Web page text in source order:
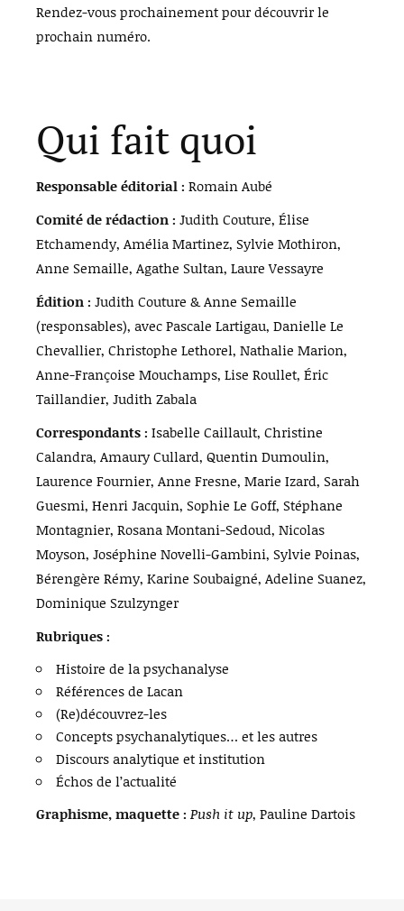
Rendez-vous prochainement pour découvrir le
prochain numéro.
Qui fait quoi
Responsable éditorial : Romain Aubé
Comité de rédaction : Judith Couture, Élise
Etchamendy, Amélia Martinez, Sylvie Mothiron,
Anne Semaille, Agathe Sultan, Laure Vessayre
Édition : Judith Couture & Anne Semaille
(responsables), avec Pascale Lartigau, Danielle Le
Chevallier, Christophe Lethorel, Nathalie Marion,
Anne-Françoise Mouchamps, Lise Roullet, Éric
Taillandier, Judith Zabala
Correspondants : Isabelle Caillault, Christine
Calandra, Amaury Cullard, Quentin Dumoulin,
Laurence Fournier, Anne Fresne, Marie Izard, Sarah
Guesmi, Henri Jacquin, Sophie Le Goff, Stéphane
Montagnier, Rosana Montani-Sedoud, Nicolas
Moyson, Joséphine Novelli-Gambini, Sylvie Poinas,
Bérengère Rémy, Karine Soubaigné, Adeline Suanez,
Dominique Szulzynger
Rubriques :
Histoire de la psychanalyse
Références de Lacan
(Re)découvrez-les
Concepts psychanalytiques… et les autres
Discours analytique et institution
Échos de l’actualité
Graphisme, maquette : Push it up, Pauline Dartois